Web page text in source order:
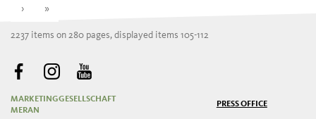
› »
2237 items on 280 pages, displayed items 105-112
MARKETINGGESELLSCHAFT
MERAN
PRESS OFFICE